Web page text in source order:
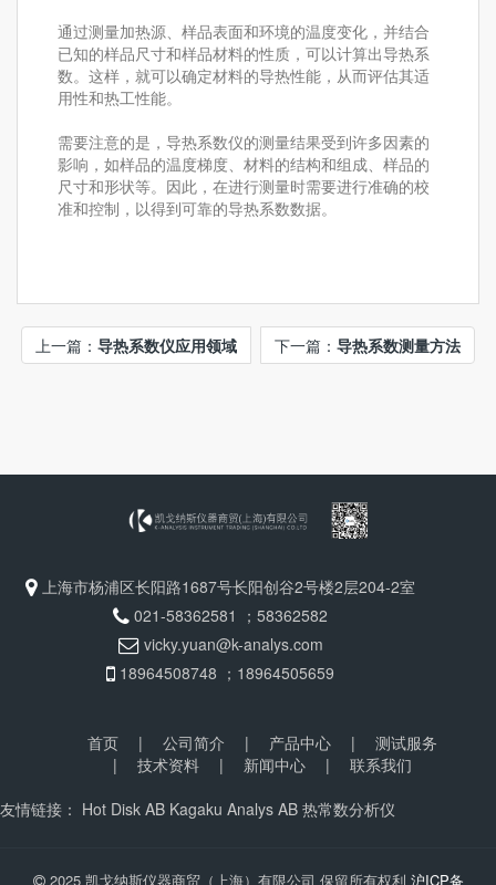
通过测量加热源、样品表面和环境的温度变化，并结合
已知的样品尺寸和样品材料的性质，可以计算出导热系
数。这样，就可以确定材料的导热性能，从而评估其适
用性和热工性能。
需要注意的是，导热系数仪的测量结果受到许多因素的
影响，如样品的温度梯度、材料的结构和组成、样品的
尺寸和形状等。因此，在进行测量时需要进行准确的校
准和控制，以得到可靠的导热系数数据。
上一篇：导热系数仪应用领域 下一篇： 导热系数测量方法
上海市杨浦区长阳路1687号长阳创谷2号楼2层204-2室
021-58362581 ；58362582
vicky.yuan@k-analys.com
18964508748 ；18964505659
首页 | 公司简介 | 产品中心 |
测试服务
|
技术资料 | 新闻中心 |
联系我们
友情链接： Hot Disk AB Kagaku Analys AB 热常数分析仪
2025 凯戈纳斯仪器商贸（上海）有限公司 保留所有权利 沪ICP备